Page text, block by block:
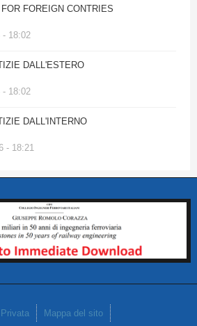
FOREIGN CONTRIES
- 18:02
DALL'ESTERO
- 18:02
DALL'INTERNO
- 18:21
Mappa del sito